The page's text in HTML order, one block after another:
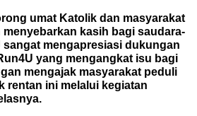
umat Katolik dan masyarakat
kasih bagi saudara-
mengapresiasi dukungan
yang mengangkat isu bagi
mengajak masyarakat peduli
rentan ini melalui kegiatan